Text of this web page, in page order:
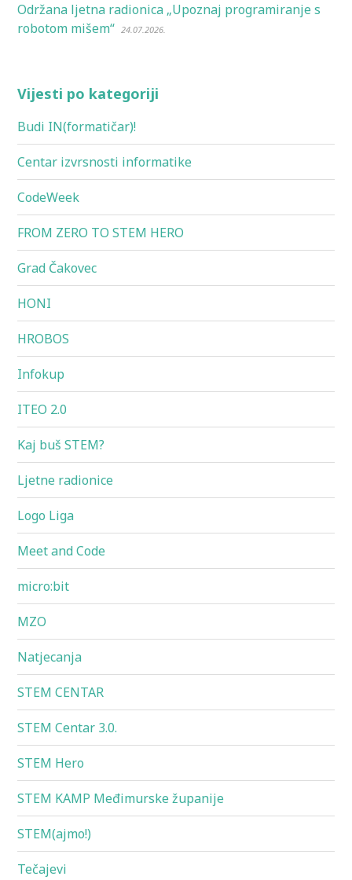
Održana ljetna radionica „Upoznaj programiranje s
robotom mišem“ 24.07.2026.
Vijesti po kategoriji
Budi IN(formatičar)!
Centar izvrsnosti informatike
CodeWeek
FROM ZERO TO STEM HERO
Grad Čakovec
HONI
HROBOS
Infokup
ITEO 2.0
Kaj buš STEM?
Ljetne radionice
Logo Liga
Meet and Code
micro:bit
MZO
Natjecanja
STEM CENTAR
STEM Centar 3.0.
STEM Hero
STEM KAMP Međimurske županije
STEM(ajmo!)
Tečajevi